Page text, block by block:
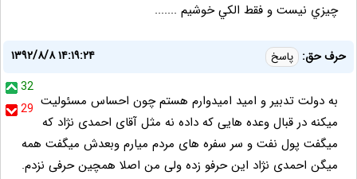
چيزي نيست و فقط الكي خوشيم .......
حرف حق: پاسخ
۱۳۹۲/۸/۸ ۱۴:۱۹:۲۴
32
29 به دولت تدبیر و امید امیدوارم هستم چون احساس مسئولیت
میکنه در قبال وعده هایی که داده نه مثل آقای احمدی نژاد که
میگفت پول نفت و سر سفره های مردم میارم وبعدش میگفت همه
میگن احمدی نژاد این حرفو زده ولی من اصلا همچین حرفی نزدم.